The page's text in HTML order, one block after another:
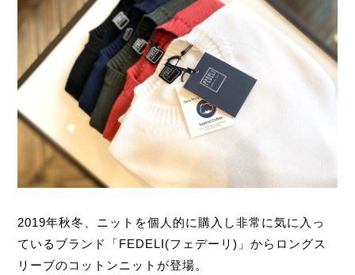
2019年秋冬、ニットを個人的に購入し非常に気に入っ
ているブランド「FEDELI(フェデーリ)」からロングス
リーブのコットンニットが登場。